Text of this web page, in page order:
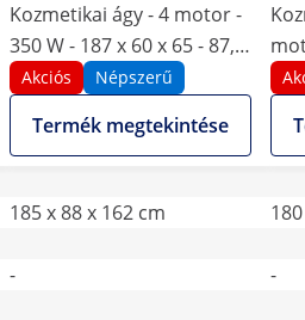
Kozmetikai ágy - 4 motor -
350 W - 187 x 60 x 65 - 87,5
cm - 150 kg - fehér
Akciós Népszerű
Termék megtekintése
x
185 x 88 x 162 cm
- -